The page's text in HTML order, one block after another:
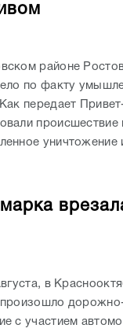
районе
по факту
передает
происшествие
уничтожение
в
произошло
с участием